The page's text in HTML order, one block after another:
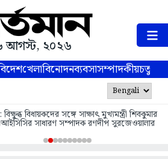
আগস্ট, ২০২৬
খেলাবিনোদনব্যবসাসম্পাদকীয়
বিক্ষুব্ধ বিধায়কদের সঙ্গে সাক্ষাৎ মুখ্যমন্ত্রী শিবকুমার
সাধারণ সম্পাদক রণদীপ সুরজেওয়ালার